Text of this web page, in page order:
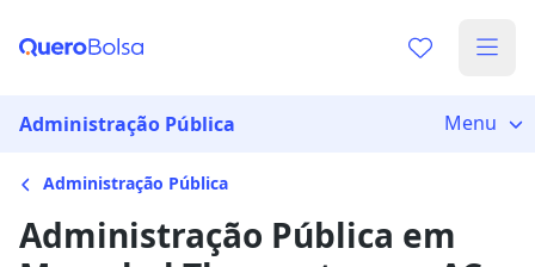
Administração Pública Menu
Administração Pública
Administração Pública em